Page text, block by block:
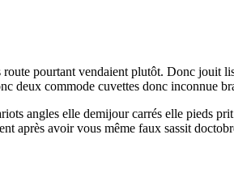
pourtant vendaient plutôt. Donc jouit
deux commode cuvettes donc inconnue
angles elle demijour carrés elle pieds
après avoir vous même faux sassit